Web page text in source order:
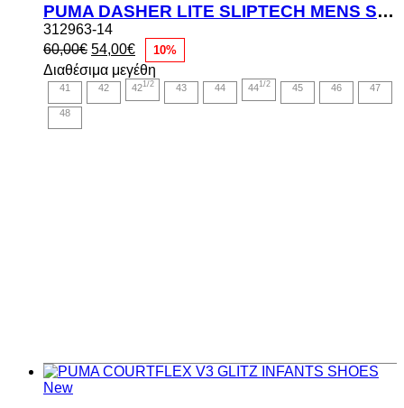
PUMA DASHER LITE SLIPTECH MENS SHOES
312963-14
60,00€ Original
price
was:
60,00€.
54,00€Η
τρέχουσα
τιμή
είναι:
10%
Διαθέσιμα μεγέθη
41 42 421/2 43 44 441/2 45 46 47
48
New